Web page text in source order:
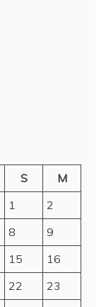
S
M
1
2
8
9
15
16
22
23